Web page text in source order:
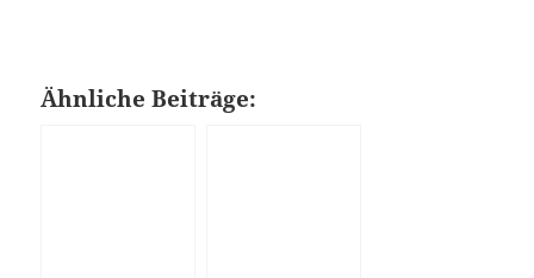
Ähnliche Beiträge: